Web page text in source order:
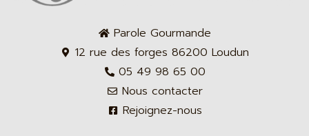
Parole Gourmande
12 rue des forges 86200 Loudun
05 49 98 65 00
Nous contacter
Rejoignez-nous